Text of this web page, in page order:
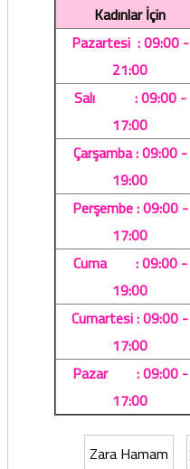
Kadınlar İçin
Pazartesi : 09:00 -
21:00
Salı : 09:00 -
17:00
Çarşamba : 09:00 -
19:00
Perşembe : 09:00 -
17:00
Cuma : 09:00 -
19:00
Cumartesi : 09:00 -
17:00
Pazar : 09:00 -
17:00
Zara Hamam